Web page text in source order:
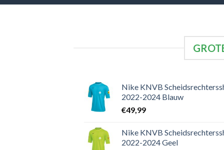
Nike KNVB
2022-2024 Blauw
€49,99
Nike KNVB
2022-2024 Geel